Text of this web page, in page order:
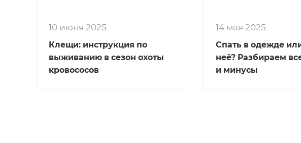
10 июня 2025
Клещи: инструкция по
выживанию в сезон охоты
кровососов
14 мая 2025
Спать в одежде
неё? Разбираем
и минусы